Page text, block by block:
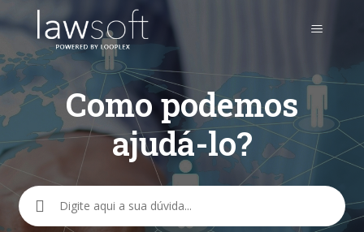
Como podemos
ajudá-lo?
Pesquisa